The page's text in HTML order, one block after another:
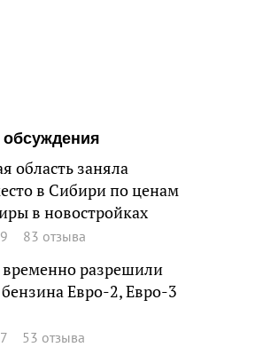
обсуждения
область заняла
в Сибири по ценам
в новостройках
83 отзыва
временно разрешили
Евро-2, Евро-3
53 отзыва